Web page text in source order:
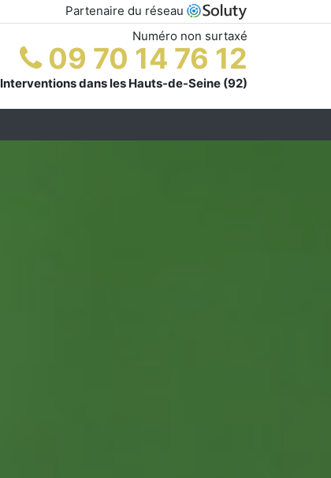
Partenaire du réseau
Numéro non surtaxé
09 70 14 76 12
Interventions dans les Hauts-de-Seine (92)